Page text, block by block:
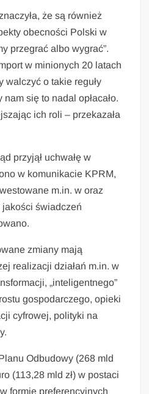
że są również
obecności Polski w
przegrać albo wygrać”.
w minionych 20 latach
walczyć o takie reguły
się to nadal opłacało.
ich roli – przekazała
przyjął uchwałę w
w komunikacie KPRM,
m.in. w oraz
świadczeń
zmiany mają
realizacji działań m.in. w
„inteligentnego”
gospodarczego, opieki
cyfrowej, polityki na
Odbudowy (268 mld
(113,28 mld zł) w postaci
formie preferencyjnych